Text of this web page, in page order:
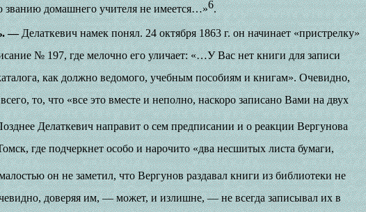
званию домашнего учителя не имеется…»6.
. —Делаткевич намек понял. 24 октября 1863 г. он начинает «пристрелку»
№ 197, где мелочно его уличает: «…У Вас нет книги для записи
как должно ведомого, учебным пособиям и книгам». Очевидно,
то, что «все это вместе и неполно, наскоро записано Вами на двух
Делаткевич направит о сем предписании и о реакции Вергунова
где подчеркнет особо и нарочито «два несшитых листа бумаги,
он не заметил, что Вергунов раздавал книги из библиотеки не
доверяя им, — может, и излишне, — не всегда записывал их в